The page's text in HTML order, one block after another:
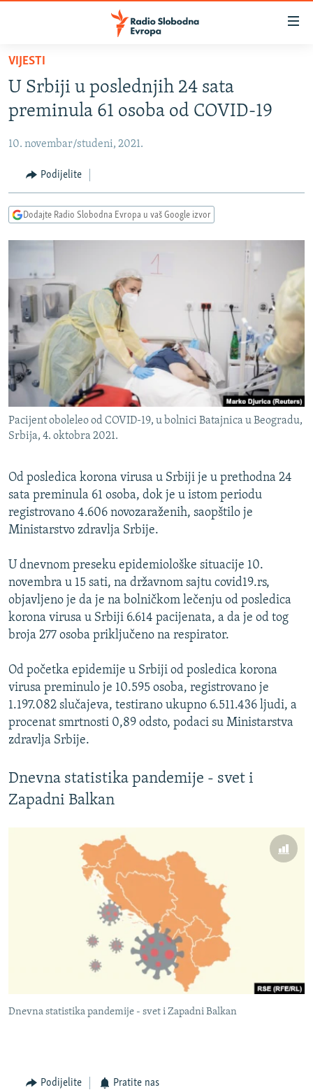
Pređite
glavni
sadržaj
Pređite
na
navigaciju
Pređite
na
VIJESTI
BOSNA I HERCEGOVINA
SRBIJA
KOSOVO
CRNA GORA
VIDEO
INFOGRAFIKE
PODCASTI
KINA NA BALKANU
RSE PRIČE IZ SVIJETA
ISPRIČAJ MI
DNEVNO@RSE
SPECIJALI RSE
VIŠE OD NASLOVA
GENOCID U SREBRENICI
TV LIBERTY
POST SCRIPTUM
MOJA EVROPA
SVE KARTE DEJTONA
NASTANAK I RASPAD JUGOSLAVIJE
PRATITE NAS
Sve RFE/RL stranice
VIJESTI
U Srbiji u poslednjih 24 sata
preminula 61 osoba od COVID-19
10. novembar/studeni, 2021.
Podijelite
Dodajte Radio Slobodna Evropa u vaš Google izvor
Pacijent oboleleo od COVID-19, u bolnici Batajnica u Beogradu,
Srbija, 4. oktobra 2021.
Od posledica korona virusa u Srbiji je u prethodna 24
sata preminula 61 osoba, dok je u istom periodu
registrovano 4.606 novozaraženih, saopštilo je
Ministarstvo zdravlja Srbije.
U dnevnom preseku epidemiološke situacije 10.
novembra u 15 sati, na državnom sajtu covid19.rs,
objavljeno je da je na bolničkom lečenju od posledica
korona virusa u Srbiji 6.614 pacijenata, a da je od tog
broja 277 osoba priključeno na respirator.
Od početka epidemije u Srbiji od posledica korona
virusa preminulo je 10.595 osoba, registrovano je
1.197.082 slučajeva, testirano ukupno 6.511.436 ljudi, a
procenat smrtnosti 0,89 odsto, podaci su Ministarstva
zdravlja Srbije.
Dnevna statistika pandemije - svet i
Zapadni Balkan
Dnevna statistika pandemije - svet i Zapadni Balkan
Podijelite Pratite nas